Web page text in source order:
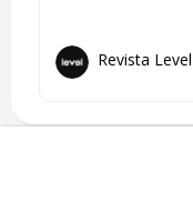
Revista Level